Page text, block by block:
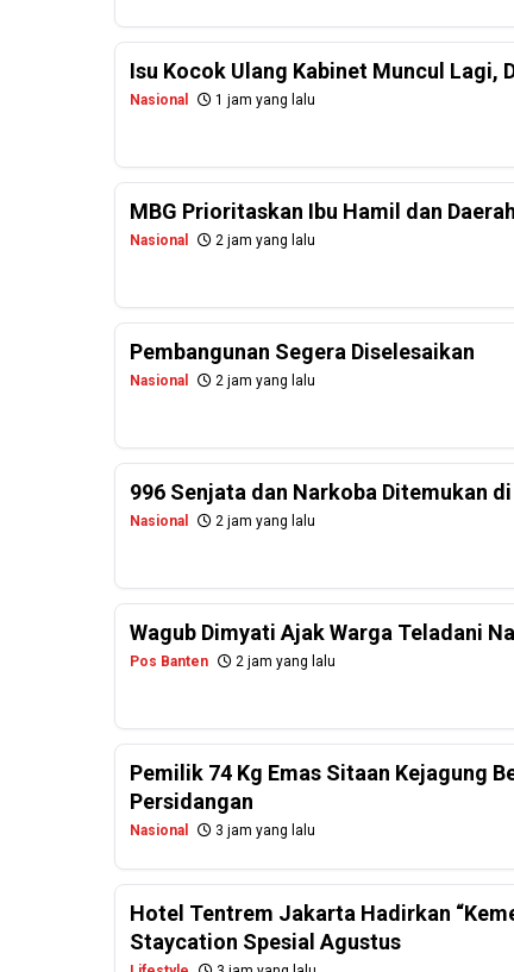
Isu Kocok Ulang Kabinet Muncul Lagi,
Nasional 1 jam yang lalu
MBG Prioritaskan Ibu Hamil dan
Nasional 2 jam yang lalu
Pembangunan Segera Diselesaikan
Nasional 2 jam yang lalu
996 Senjata dan Narkoba Ditemukan
Nasional 2 jam yang lalu
Wagub Dimyati Ajak Warga Teladani
Pos Banten 2 jam yang lalu
Pemilik 74 Kg Emas Sitaan Kejagung
Persidangan
Nasional 3 jam yang lalu
Hotel Tentrem Jakarta Hadirkan
Staycation Spesial Agustus